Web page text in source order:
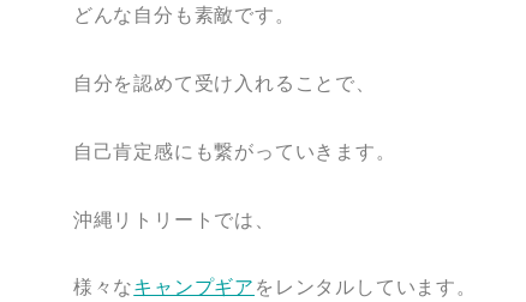
どんな自分も素敵です。
自分を認めて受け入れることで、
自己肯定感にも繋がっていきます。
沖縄リトリートでは、
様々なキャンプギアをレンタルしています。